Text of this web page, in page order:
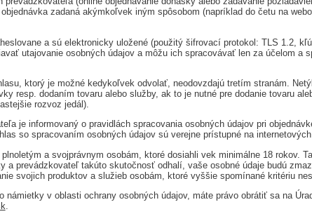
zadaná akýmkoľvek iným spôsobom (napríklad do četu na
a sú elektronicky uložené (použitý šifrovací protokol: TLS 1.2,
utajovanie osobných údajov a môžu ich spracovávať len za účelom a
ktorý je možné kedykoľvek odvolať, neodovzdajú tretím stranám.
resp. dodaním tovaru alebo služby, ak to je nutné pre dodanie tovaru
rozvoz jedál).
je informovaný o pravidlách spracovania osobných údajov pri
so spracovaním osobných údajov sú verejne prístupné na
a svojprávnym osobám, ktoré dosiahli vek minimálne 18 rokov.
a prevádzkovateľ takúto skutočnosť odhalí, vaše osobné údaje budú
svojich produktov a služieb osobám, ktoré vyššie spomínané kritériu
v oblasti ochrany osobných údajov, máte právo obrátiť sa na
.